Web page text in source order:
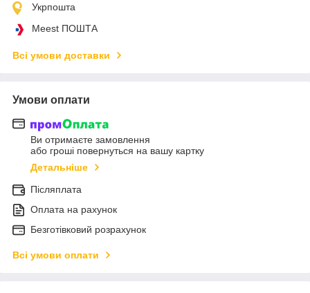
Укрпошта
Meest ПОШТА
Всі умови доставки
Умови оплати
Ви отримаєте замовлення
або гроші повернуться на вашу картку
Детальніше
Післяплата
Оплата на рахунок
Безготівковий розрахунок
Всі умови оплати